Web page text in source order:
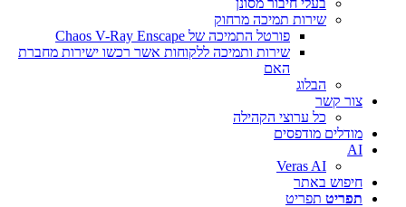
בעלי חיבור מסונן
שירות תמיכה מרחוק
פורטל התמיכה של Chaos V-Ray Enscape
שירות ותמיכה ללקוחות אשר רכשו ישירות מחברת
האם
הבלוג
צור קשר
כל ערוצי הקהילה
מודלים מודפסים
AI
Veras AI
חיפוש באתר
תפריט תפריט